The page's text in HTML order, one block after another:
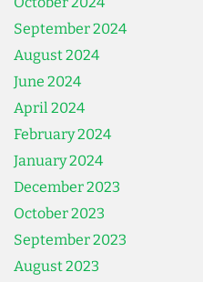
September 2024
August 2024
June 2024
April 2024
February 2024
January 2024
December 2023
October 2023
September 2023
August 2023